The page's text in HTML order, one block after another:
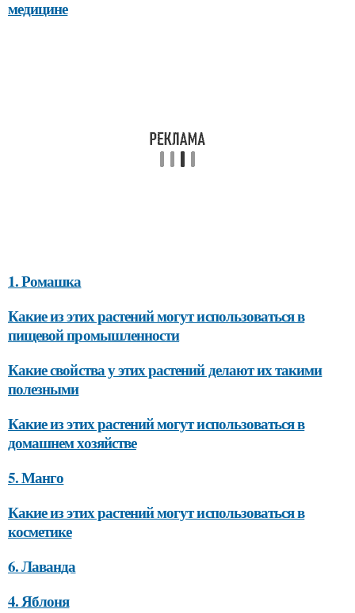
медицине
1. Ромашка
Какие из этих растений могут использоваться в
пищевой промышленности
Какие свойства у этих растений делают их такими
полезными
Какие из этих растений могут использоваться в
домашнем хозяйстве
5. Манго
Какие из этих растений могут использоваться в
косметике
6. Лаванда
4. Яблоня